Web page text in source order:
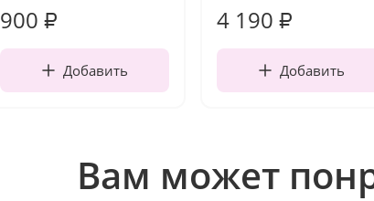
900 ₽
Добавить
4 190 ₽
Добавить
Вам может